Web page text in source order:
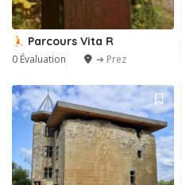
Parcours Vita R
0 Évaluation ➔ Prez